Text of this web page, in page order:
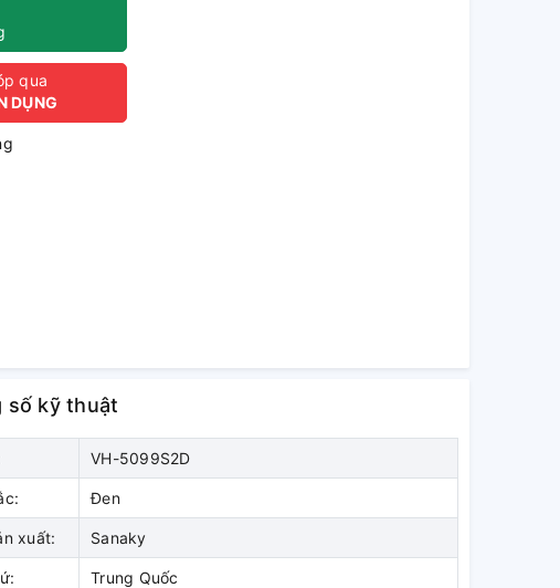
qua
DỤNG
số kỹ thuật
VH-5099S2D
Đen
xuất: Sanaky
Trung Quốc